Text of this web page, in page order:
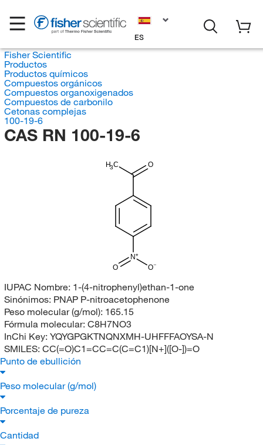
ES
Fisher Scientific
Productos
Productos químicos
Compuestos orgánicos
Compuestos organoxigenados
Compuestos de carbonilo
Cetonas complejas
100-19-6
CAS RN 100-19-6
H3C O
N
O
O
IUPAC Nombre: 1-(4-nitrophenyl)ethan-1-one
Sinónimos: PNAP P-nitroacetophenone
Peso molecular (g/mol): 165.15
Fórmula molecular: C8H7NO3
InChi Key: YQYGPGKTNQNXMH-UHFFFAOYSA-N
SMILES: CC(=O)C1=CC=C(C=C1)[N+]([O-])=O
Punto de ebullición
Peso molecular (g/mol)
Porcentaje de pureza
Cantidad